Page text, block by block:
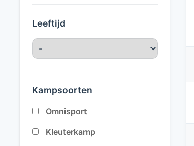
Leeftijd
Kampsoorten
Omnisport
Kleuterkamp